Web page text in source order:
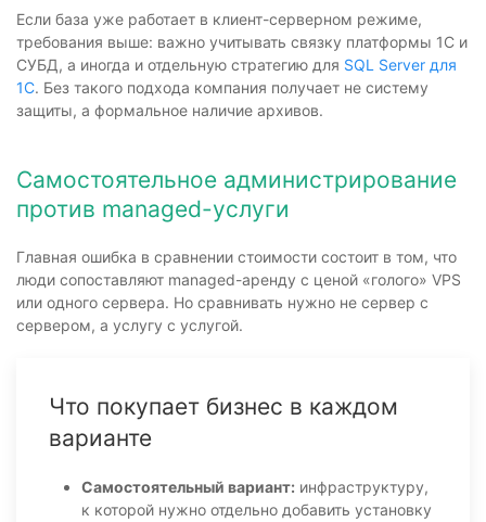
Если база уже работает в клиент-серверном режиме,
требования выше: важно учитывать связку платформы 1С и
СУБД, а иногда и отдельную стратегию для SQL Server для
1С. Без такого подхода компания получает не систему
защиты, а формальное наличие архивов.
Самостоятельное администрирование
против managed-услуги
Главная ошибка в сравнении стоимости состоит в том, что
люди сопоставляют managed-аренду с ценой «голого» VPS
или одного сервера. Но сравнивать нужно не сервер с
сервером, а услугу с услугой.
Что покупает бизнес в каждом
варианте
Самостоятельный вариант: инфраструктуру,
к которой нужно отдельно добавить установку